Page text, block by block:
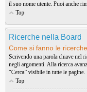
il suo nome utente. Puoi anche
Top
Ricerche nella Board
Come si fanno le
Scrivendo una parola chiave nel
negli argomenti. Alla ricerca
“Cerca” visibile in tutte le pagine.
Top